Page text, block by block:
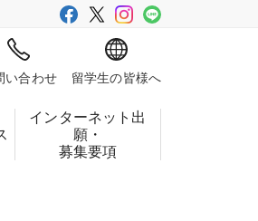
い合わせ 留学生の皆様へ
インターネット出
願・
募集要項